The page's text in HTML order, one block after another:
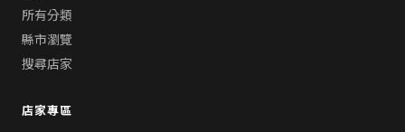
所有分類
縣市瀏覽
搜尋店家
店家專區